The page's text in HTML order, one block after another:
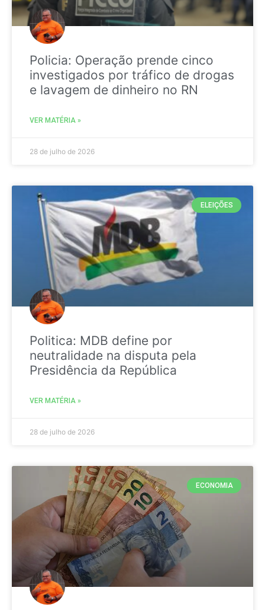
Policia: Operação prende cinco
investigados por tráfico de drogas
e lavagem de dinheiro no RN
VER MATÉRIA »
28 de julho de 2026
ELEIÇÕES
Politica: MDB define por
neutralidade na disputa pela
Presidência da República
VER MATÉRIA »
28 de julho de 2026
ECONOMIA